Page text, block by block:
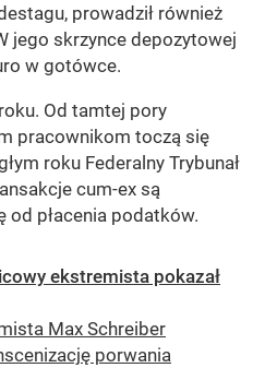
prowadził również
jego skrzynce depozytowej
w gotówce.
Od tamtej pory
pracownikom toczą się
roku Federalny Trybunał
cum-ex są
od płacenia podatków.
ekstremista pokazał
Max Schreiber
porwania